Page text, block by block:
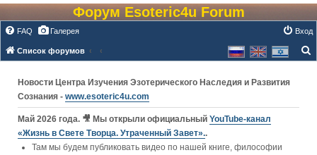
Форум Esoteric4u Forum
FAQ Галерея Вход
Список форумов
Новости Центра Изучения Эзотерического Наследия и Развития
Сознания - www.esoteric4u.com
Май 2026 года. 🎥 Мы открыли официальный YouTube‑канал
«Жизнь в Свете Творца. Утраченный Завет»..
Там мы будем публиковать видео по нашей книге, философии